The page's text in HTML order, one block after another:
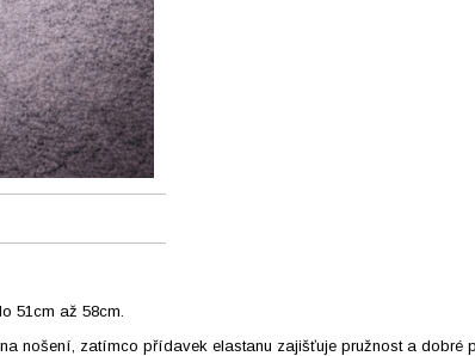
51cm až 58cm.
nošení, zatímco přídavek elastanu zajišťuje pružnost a dobré